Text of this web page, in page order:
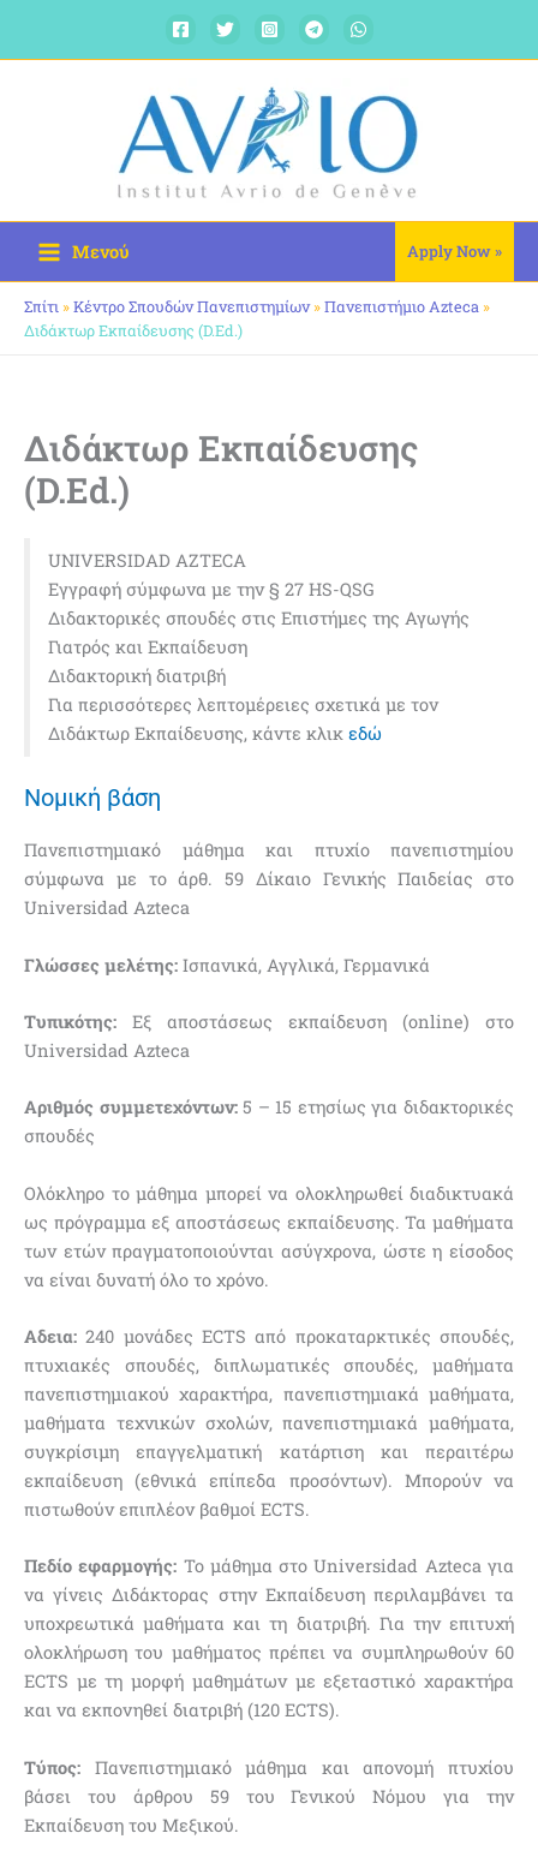
Μενού Apply Now »
Σπίτι »Κέντρο Σπουδών Πανεπιστημίων»Πανεπιστήμιο Azteca »
Διδάκτωρ Εκπαίδευσης (D.Ed.)
Διδάκτωρ Εκπαίδευσης
(D.Ed.)
UNIVERSIDAD AZTECA
Εγγραφή σύμφωνα με την § 27 HS-QSG
Διδακτορικές σπουδές στις Επιστήμες της Αγωγής
Γιατρός και Εκπαίδευση
Διδακτορική διατριβή
Για περισσότερες λεπτομέρειες σχετικά με τον
Διδάκτωρ Εκπαίδευσης, κάντε κλικ εδώ
Νομική βάση
Πανεπιστημιακό μάθημα και πτυχίο πανεπιστημίου
σύμφωνα με το άρθ. 59 Δίκαιο Γενικής Παιδείας στο
Universidad Azteca
Γλώσσες μελέτης: Ισπανικά, Αγγλικά, Γερμανικά
Τυπικότης: Εξ αποστάσεως εκπαίδευση (online) στο
Universidad Azteca
Αριθμός συμμετεχόντων:5 – 15 ετησίως για διδακτορικές
σπουδές
Ολόκληρο το μάθημα μπορεί να ολοκληρωθεί διαδικτυακά
ως πρόγραμμα εξ αποστάσεως εκπαίδευσης. Τα μαθήματα
των ετών πραγματοποιούνται ασύγχρονα, ώστε η είσοδος
να είναι δυνατή όλο το χρόνο.
Αδεια: 240 μονάδες ECTS από προκαταρκτικές σπουδές,
πτυχιακές σπουδές, διπλωματικές σπουδές, μαθήματα
πανεπιστημιακού χαρακτήρα, πανεπιστημιακά μαθήματα,
μαθήματα τεχνικών σχολών, πανεπιστημιακά μαθήματα,
συγκρίσιμη επαγγελματική κατάρτιση και περαιτέρω
εκπαίδευση (εθνικά επίπεδα προσόντων). Μπορούν να
πιστωθούν επιπλέον βαθμοί ECTS.
Πεδίο εφαρμογής: Το μάθημα στο Universidad Azteca για
να γίνεις Διδάκτορας στην Εκπαίδευση περιλαμβάνει τα
υποχρεωτικά μαθήματα και τη διατριβή. Για την επιτυχή
ολοκλήρωση του μαθήματος πρέπει να συμπληρωθούν 60
ECTS με τη μορφή μαθημάτων με εξεταστικό χαρακτήρα
και να εκπονηθεί διατριβή (120 ECTS).
Τύπος: Πανεπιστημιακό μάθημα και απονομή πτυχίου
βάσει του άρθρου 59 του Γενικού Νόμου για την
Εκπαίδευση του Μεξικού.